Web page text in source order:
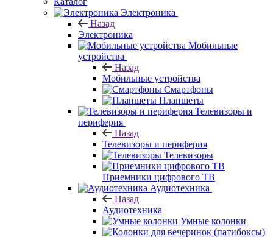
Электроника
Назад
Электроника
Мобильные
устройства
Назад
Мобильные устройства
Смартфоны
Планшеты
Телевизоры и
периферия
Назад
Телевизоры и периферия
Телевизоры
Приемники цифрового ТВ
Аудиотехника
Назад
Аудиотехника
Умные колонки